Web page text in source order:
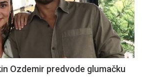
Ozdemir predvode glumačku